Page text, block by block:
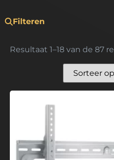
Filteren
Resultaat 1–18 van de 87